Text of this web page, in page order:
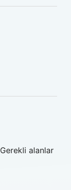
Gerekli alanlar